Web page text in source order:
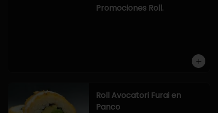
OPCION2:
- salmon, queso, palta, envuelto en
Promociones Roll.
Roll Avocatori Furai en
Panco